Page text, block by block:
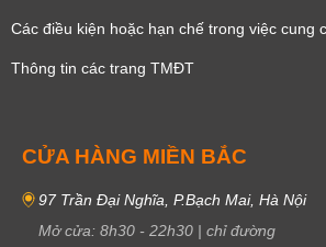
Các điều kiện hoặc hạn chế trong việc cung
Thông tin các trang TMĐT
CỬA HÀNG MIỀN BẮC
97 Trần Đại Nghĩa, P.Bạch Mai, Hà Nội
Mở cửa: 8h30 - 22h30 | chỉ đường